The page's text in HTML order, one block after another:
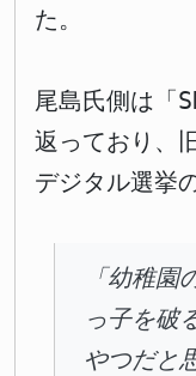
た。
尾島氏側は「
返っており、
デジタル選挙
「幼稚
っ子を破
やつだと